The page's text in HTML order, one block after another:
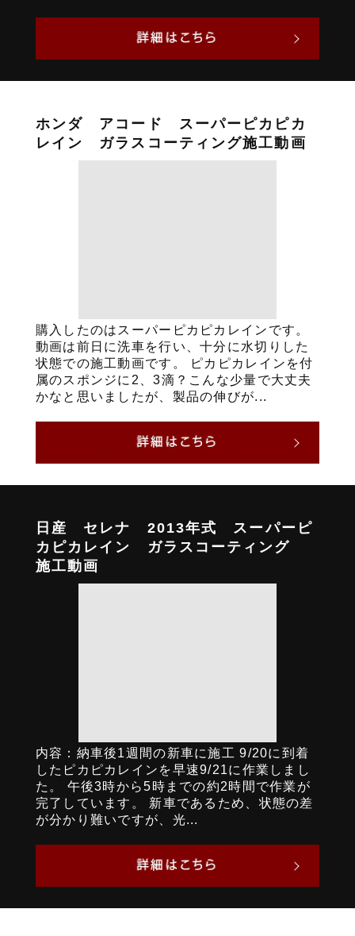
ホンダ アコード スーパーピカピカ
レイン ガラスコーティング施工動画
購入したのはスーパーピカピカレインです。
動画は前日に洗車を行い、十分に水切りした
状態での施工動画です。 ピカピカレインを付
属のスポンジに2、3滴？こんな少量で大丈夫
かなと思いましたが、製品の伸びが...
日産 セレナ 2013年式 スーパーピ
カピカレイン ガラスコーティング
施工動画
内容：納車後1週間の新車に施工 9/20に到着
したピカピカレインを早速9/21に作業しまし
た。 午後3時から5時までの約2時間で作業が
完了しています。 新車であるため、状態の差
が分かり難いですが、光...